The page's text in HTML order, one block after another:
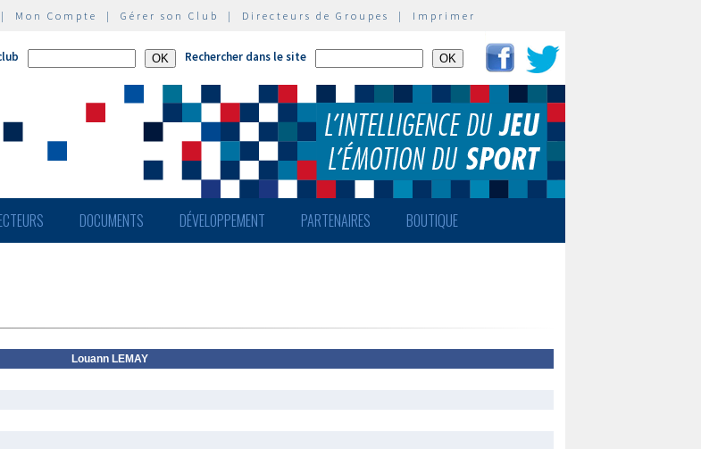
Mon Compte | Gérer son Club | Directeurs de Groupes | Imprimer
Rechercher dans le site
DOCUMENTS DÉVELOPPEMENT PARTENAIRES BOUTIQUE
Louann LEMAY